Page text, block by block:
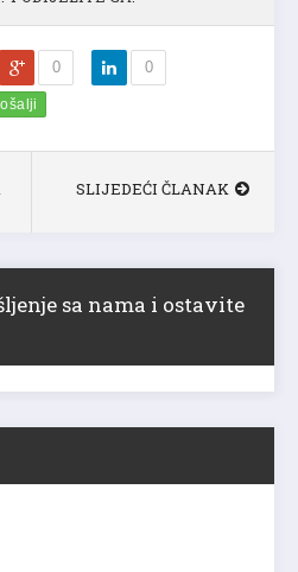
0 0
SLIJEDEĆI ČLANAK
sa nama i ostavite